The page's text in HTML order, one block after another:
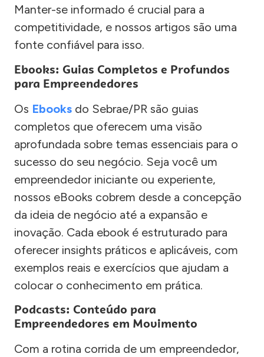
Manter-se informado é crucial para a
competitividade, e nossos artigos são uma
fonte confiável para isso.
Ebooks: Guias Completos e Profundos
para Empreendedores
Os Ebooks do Sebrae/PR são guias
completos que oferecem uma visão
aprofundada sobre temas essenciais para o
sucesso do seu negócio. Seja você um
empreendedor iniciante ou experiente,
nossos eBooks cobrem desde a concepção
da ideia de negócio até a expansão e
inovação. Cada ebook é estruturado para
oferecer insights práticos e aplicáveis, com
exemplos reais e exercícios que ajudam a
colocar o conhecimento em prática.
Podcasts: Conteúdo para
Empreendedores em Movimento
Com a rotina corrida de um empreendedor,